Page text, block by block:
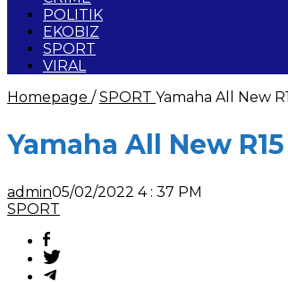
POLITIK
EKOBIZ
SPORT
VIRAL
Homepage / SPORT Yamaha All New
Yamaha All New
admin05/02/2022 4 : 37 PM
SPORT